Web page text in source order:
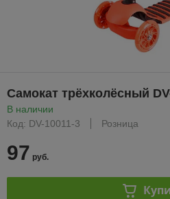
Самокат трёхколёсный
В наличии
Код: DV-10011-3
Розница
97 руб.